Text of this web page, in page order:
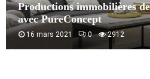
Productions immobilières
avec PureConcept
16 mars 2021 0 2912